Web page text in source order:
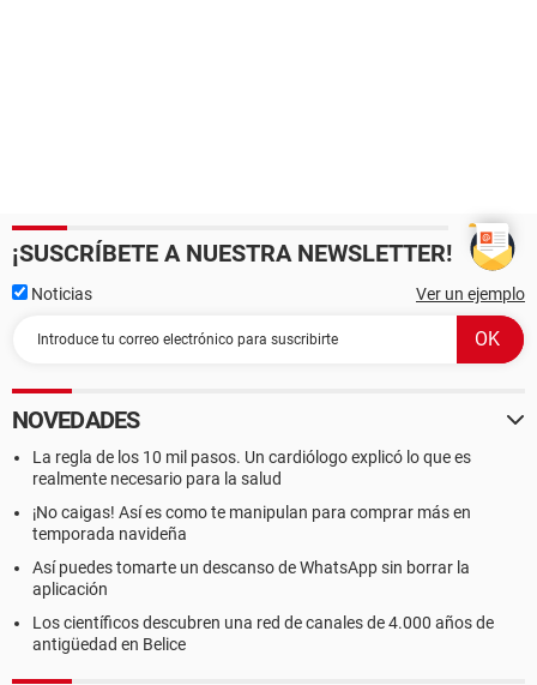
¡SUSCRÍBETE A NUESTRA NEWSLETTER!
Noticias Ver un ejemplo
NOVEDADES
La regla de los 10 mil pasos. Un cardiólogo explicó lo que es
realmente necesario para la salud
¡No caigas! Así es como te manipulan para comprar más en
temporada navideña
Así puedes tomarte un descanso de WhatsApp sin borrar la
aplicación
Los científicos descubren una red de canales de 4.000 años de
antigüedad en Belice